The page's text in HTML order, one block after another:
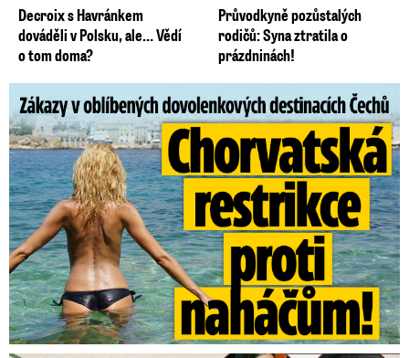
Decroix s Havránkem
dováděli v Polsku, ale… Vědí
o tom doma?
Průvodkyně pozůstalých
rodičů: Syna ztratila o
prázdninách!
Zákazy v dovolenkových rájích: Restrikce proti naháčům!